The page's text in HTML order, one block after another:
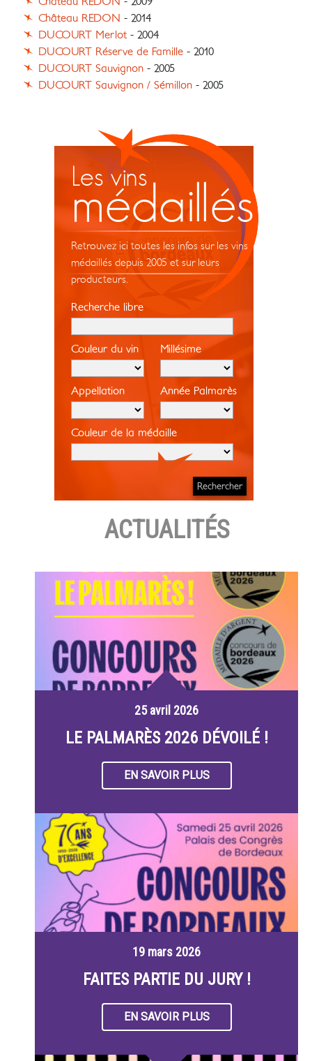
Château REDON - 2014
DUCOURT Merlot - 2004
DUCOURT Réserve de Famille - 2010
DUCOURT Sauvignon - 2005
DUCOURT Sauvignon / Sémillon - 2005
Les vins
médaillés
Retrouvez ici toutes les infos sur les vins
médaillés depuis 2005 et sur leurs
producteurs.
Recherche libre
Couleur du vin Millésime
Appellation Année Palmarès
Couleur de la médaille
ACTUALITÉS
25 avril 2026
LE PALMARÈS 2026 DÉVOILÉ !
EN SAVOIR PLUS
19 mars 2026
FAITES PARTIE DU JURY !
EN SAVOIR PLUS